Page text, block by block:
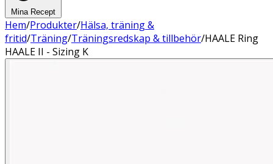
Mina Recept
Hem/Produkter/Hälsa, träning &
fritid/Träning/Träningsredskap & tillbehör/HAALE Ring
HAALE II - Sizing K